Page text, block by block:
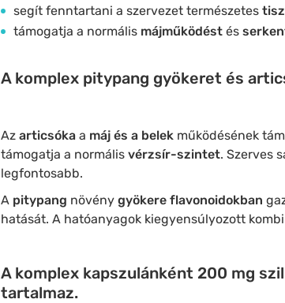
segít fenntartani a szervezet természetes
támogatja a normális májműködést és
A komplex pitypang gyökeret és
Az articsóka a máj és a belekműködésének
támogatja a normális vérzsír-szintet. Szerves
legfontosabb.
A pitypang növény gyökere flavonoidokban
hatását. A hatóanyagok kiegyensúlyozott
A komplex kapszulánként 200 mg
tartalmaz.